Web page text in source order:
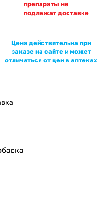
препараты не
подлежат доставке
Цена действительна при
заказе на сайте и может
отличаться от цен в аптеках